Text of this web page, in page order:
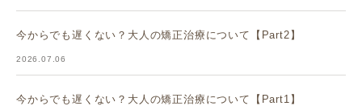
今からでも遅くない？大人の矯正治療について【Part2】
2026.07.06
今からでも遅くない？大人の矯正治療について【Part1】